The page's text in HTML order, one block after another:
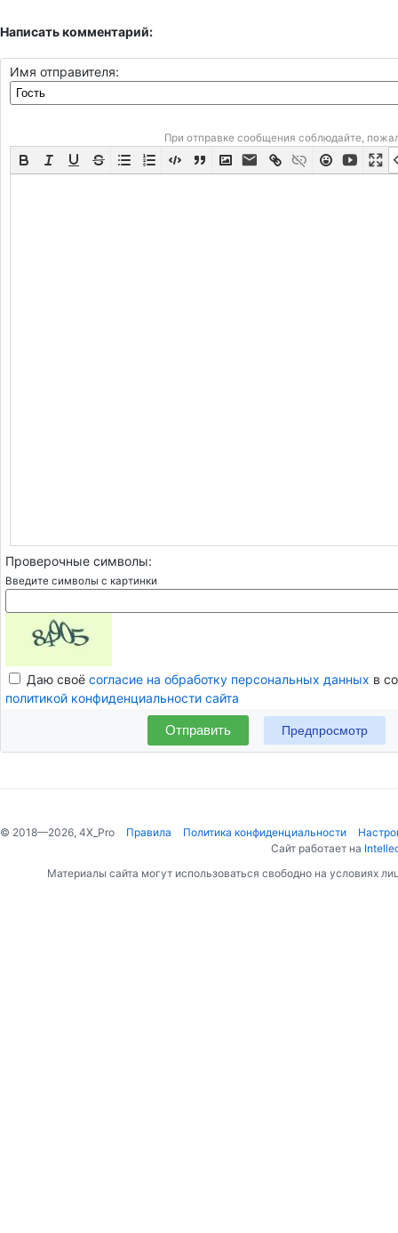
Написать комментарий:
Имя отправителя:
При отправке сообщения соблюдайте,
Проверочные символы:
Введите символы с картинки
Даю своё согласие на обработку персональных данных в
политикой конфиденциальности сайта
Отправить
© 2018—2026, 4X_Pro Правила Политика конфиденциальности
Сайт работает на
Материалы сайта могут использоваться свободно на условиях